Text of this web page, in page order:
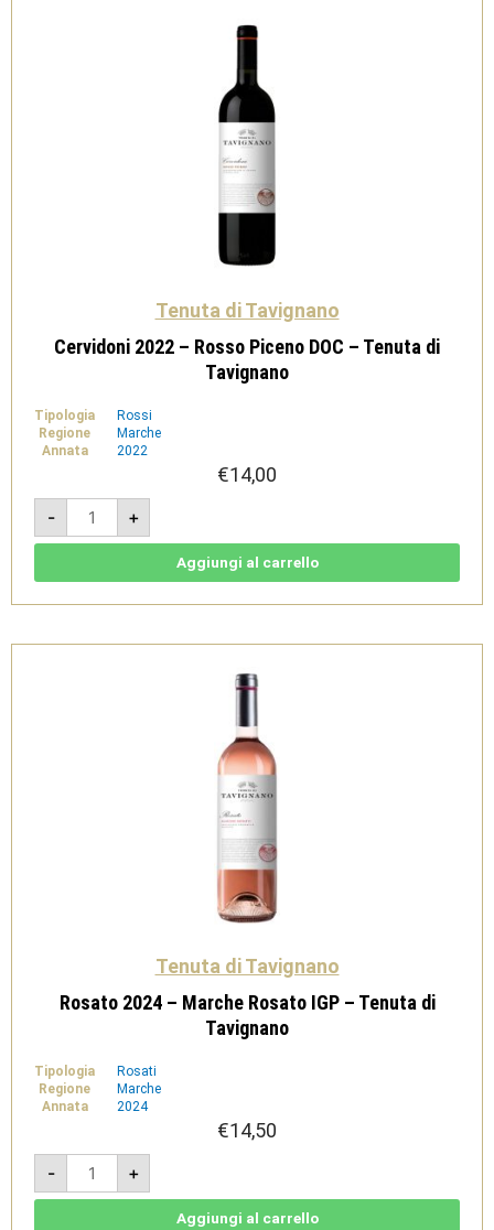
Tenuta di Tavignano
Cervidoni 2022 – Rosso Piceno DOC – Tenuta di
Tavignano
Tipologia
Rossi
Regione
Marche
Annata
2022
€14,00
-
Cervidoni
2022
-
Rosso
Tenuta
quantità
+
Aggiungi al carrello
Tenuta di Tavignano
Rosato 2024 – Marche Rosato IGP – Tenuta di
Tavignano
Tipologia
Rosati
Regione
Marche
Annata
2024
€14,50
-
Rosato
2024
-
Marche
+
Aggiungi al carrello